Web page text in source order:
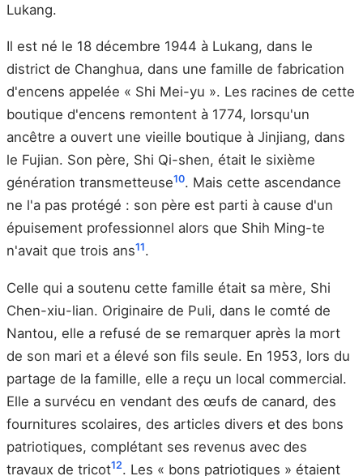
Lukang.
Il est né le 18 décembre 1944 à Lukang, dans le
district de Changhua, dans une famille de fabrication
d'encens appelée « Shi Mei-yu ». Les racines de cette
boutique d'encens remontent à 1774, lorsqu'un
ancêtre a ouvert une vieille boutique à Jinjiang, dans
le Fujian. Son père, Shi Qi-shen, était le sixième
génération transmetteuse10. Mais cette ascendance
ne l'a pas protégé : son père est parti à cause d'un
épuisement professionnel alors que Shih Ming-te
n'avait que trois ans11.
Celle qui a soutenu cette famille était sa mère, Shi
Chen-xiu-lian. Originaire de Puli, dans le comté de
Nantou, elle a refusé de se remarquer après la mort
de son mari et a élevé son fils seule. En 1953, lors du
partage de la famille, elle a reçu un local commercial.
Elle a survécu en vendant des œufs de canard, des
fournitures scolaires, des articles divers et des bons
patriotiques, complétant ses revenus avec des
travaux de tricot12. Les « bons patriotiques » étaient